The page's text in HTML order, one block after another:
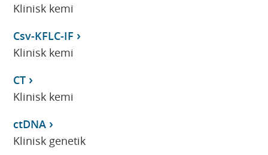
Klinisk kemi
Csv-KFLC-IF
Klinisk kemi
CT
Klinisk kemi
ctDNA
Klinisk genetik